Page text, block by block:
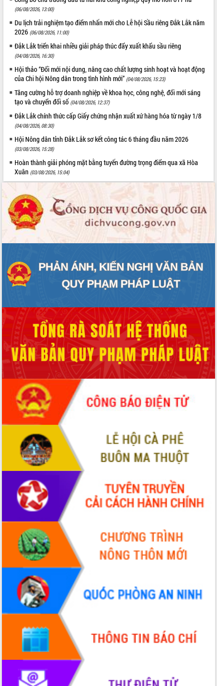
(06/08/2026, 13:00)
Du lịch trải nghiệm tạo điểm nhấn mới cho Lễ hội Sầu riêng Đắk Lắk năm
2026 (06/08/2026, 11:00)
Đắk Lắk triển khai nhiều giải pháp thúc đẩy xuất khẩu sầu riêng
(04/08/2026, 16:30)
Hội thảo “Đổi mới nội dung, nâng cao chất lượng sinh hoạt và hoạt động
của Chi hội Nông dân trong tình hình mới” (04/08/2026, 15:23)
Tăng cường hỗ trợ doanh nghiệp về khoa học, công nghệ, đổi mới sáng
tạo và chuyển đổi số (04/08/2026, 12:37)
Đắk Lắk chính thức cấp Giấy chứng nhận xuất xứ hàng hóa từ ngày 1/8
(04/08/2026, 08:30)
Hội Nông dân tỉnh Đắk Lắk sơ kết công tác 6 tháng đầu năm 2026
(03/08/2026, 15:28)
Hoàn thành giải phóng mặt bằng tuyến đường trọng điểm qua xã Hòa
Xuân (03/08/2026, 15:04)